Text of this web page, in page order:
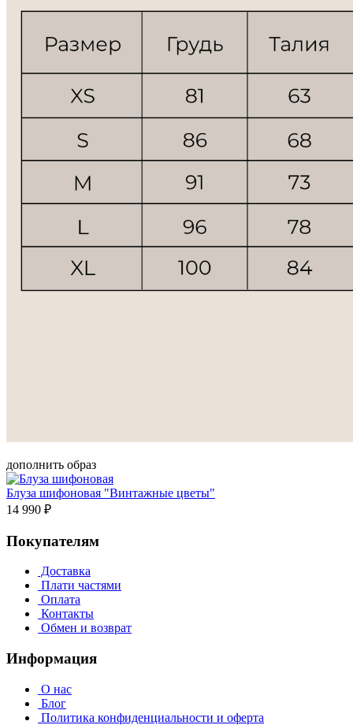
дополнить образ
Блуза шифоновая "Винтажные цветы"
14 990 ₽
Покупателям
Доставка
Плати частями
Оплата
Контакты
Обмен и возврат
Информация
О нас
Блог
Политика конфиденциальности и оферта